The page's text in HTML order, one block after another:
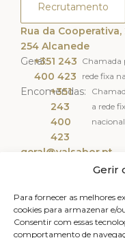
Gerir
Para fornecer as melhores
cookies para armazenar e/
Consentir com essas
comportamento de
Recrutamento
Rua da Cooperativa,
254 Alcanede
Geral:+351 243
400 423
Chamada
rede fixa
Encomendas:
+351
243
400
423
a rede
nacional
geral@valsabor.pt